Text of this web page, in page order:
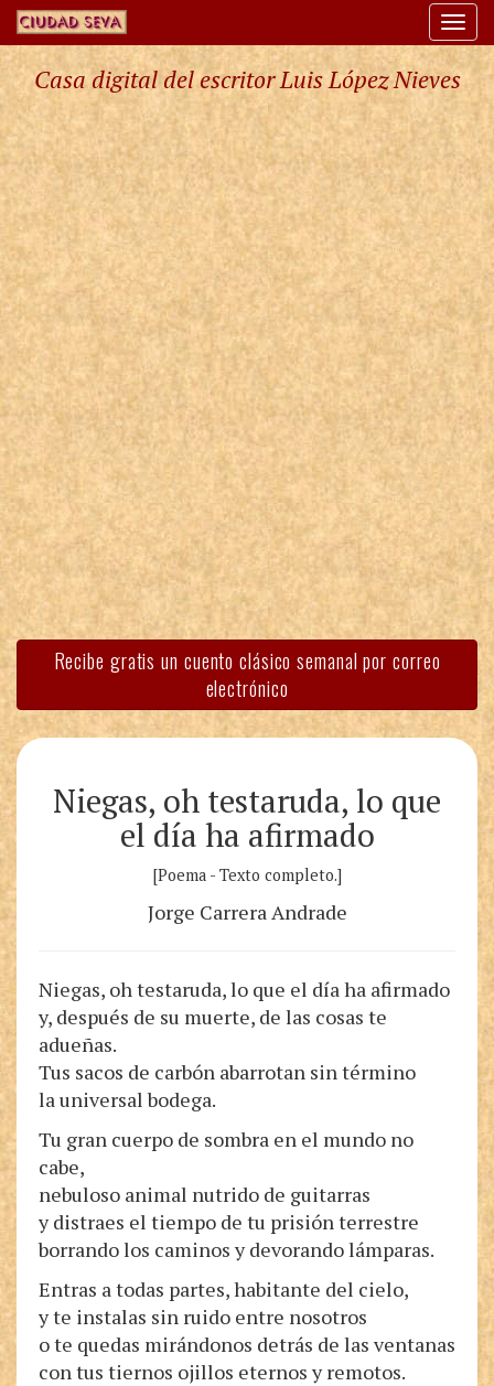
Casa digital del escritor Luis López Nieves
Recibe gratis un cuento clásico semanal por correo
electrónico
Niegas, oh testaruda, lo que
el día ha afirmado
[Poema - Texto completo.]
Jorge Carrera Andrade
Niegas, oh testaruda, lo que el día ha afirmado
y, después de su muerte, de las cosas te
adueñas.
Tus sacos de carbón abarrotan sin término
la universal bodega.
Tu gran cuerpo de sombra en el mundo no
cabe,
nebuloso animal nutrido de guitarras
y distraes el tiempo de tu prisión terrestre
borrando los caminos y devorando lámparas.
Entras a todas partes, habitante del cielo,
y te instalas sin ruido entre nosotros
o te quedas mirándonos detrás de las ventanas
con tus tiernos ojillos eternos y remotos.